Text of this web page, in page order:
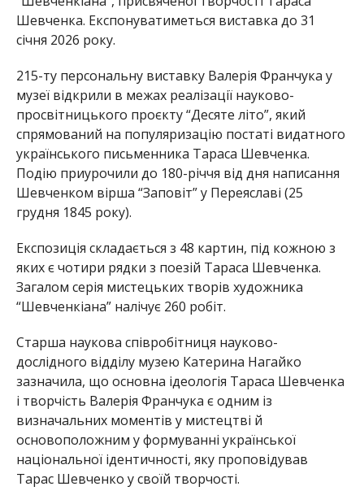
Шевченка. Експонуватиметься виставка до 31
січня 2026 року.
215-ту персональну виставку Валерія Франчука у
музеї відкрили в межах реалізації науково-
просвітницького проєкту “Десяте літо”, який
спрямований на популяризацію постаті видатного
українського письменника Тараса Шевченка.
Подію приурочили до 180-річчя від дня написання
Шевченком вірша “Заповіт” у Переяславі (25
грудня 1845 року).
Експозиція складається з 48 картин, під кожною з
яких є чотири рядки з поезій Тараса Шевченка.
Загалом серія мистецьких творів художника
“Шевченкіана” налічує 260 робіт.
Старша наукова співробітниця науково-
дослідного відділу музею Катерина Нагайко
зазначила, що основна ідеологія Тараса Шевченка
і творчість Валерія Франчука є одним із
визначальних моментів у мистецтві й
основоположним у формуванні української
національної ідентичності, яку проповідував
Тарас Шевченко у своїй творчості.